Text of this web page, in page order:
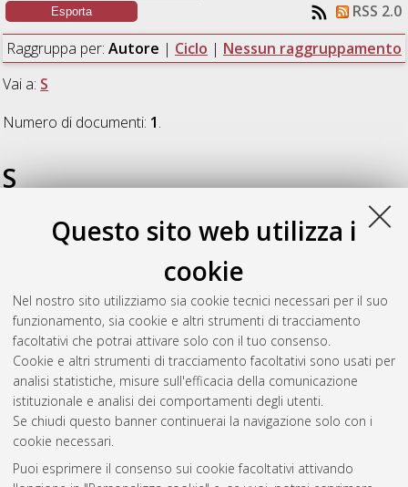
Questo sito web utilizza i
cookie
Nel nostro sito utilizziamo sia cookie tecnici necessari per il suo
funzionamento, sia cookie e altri strumenti di tracciamento
facoltativi che potrai attivare solo con il tuo consenso.
Cookie e altri strumenti di tracciamento facoltativi sono usati per
analisi statistiche, misure sull'efficacia della comunicazione
istituzionale e analisi dei comportamenti degli utenti.
Se chiudi questo banner continuerai la navigazione solo con i
cookie necessari.
Puoi esprimere il consenso sui cookie facoltativi attivando
RSS 2.0
Raggruppa per: Autore | Ciclo | Nessun raggruppamento
Vai a: S
Numero di documenti: 1.
S
Sangiorgi, Nicola(2020)Use of Sentinel-2 satellite imagery for
forest site evaluation and forest harvesting detection,
[Dissertation thesis], Alma Mater Studiorum Università di
Bologna. Dottorato di ricerca inScienze e tecnologie agrarie,
ambientali e alimentari, 32 Ciclo. DOI
10.6092/unibo/amsdottorato/9437.
Questa lista e' stata generata il Wed Aug 5 20:36:23 2026
Atom
Rss 1.0